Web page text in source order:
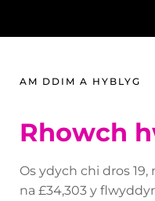
AM DDIM A HYBLYG
Rhowch
Os ydych chi dros
na £34,303 y